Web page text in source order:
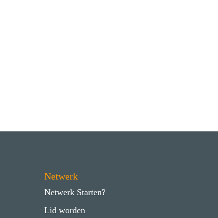
Netwerk
Netwerk Starten?
Lid worden